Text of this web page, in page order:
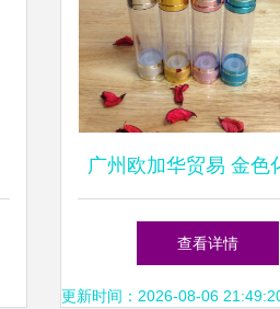
广州欧加华贸易 金色
玻璃瓶与真空瓶的卓
查看详情
更新时间：2026-08-06